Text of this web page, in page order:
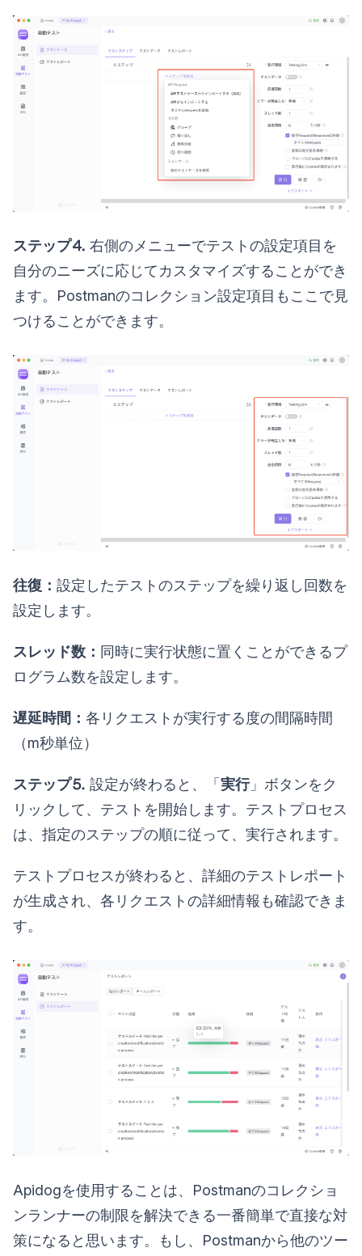
ステップ⒋ 右側のメニューでテストの設定項目を
自分のニーズに応じてカスタマイズすることができ
ます。Postmanのコレクション設定項目もここで見
つけることができます。
往復： 設定したテストのステップを繰り返し回数を
設定します。
スレッド数： 同時に実行状態に置くことができるプ
ログラム数を設定します。
遅延時間： 各リクエストが実行する度の間隔時間
（m秒単位）
ステップ⒌ 設定が終わると、「 実行」ボタンをク
リックして、テストを開始します。テストプロセス
は、指定のステップの順に従って、実行されます。
テストプロセスが終わると、詳細のテストレポート
が生成され、各リクエストの詳細情報も確認できま
す。
Apidogを使用することは、Postmanのコレクショ
ンランナーの制限を解決できる一番簡単で直接な対
策になると思います。もし、Postmanから他のツー